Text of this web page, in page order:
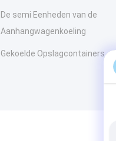
De semi Eenheden van de
Aanhangwagenkoeling
Gekoelde Opslagcontainers